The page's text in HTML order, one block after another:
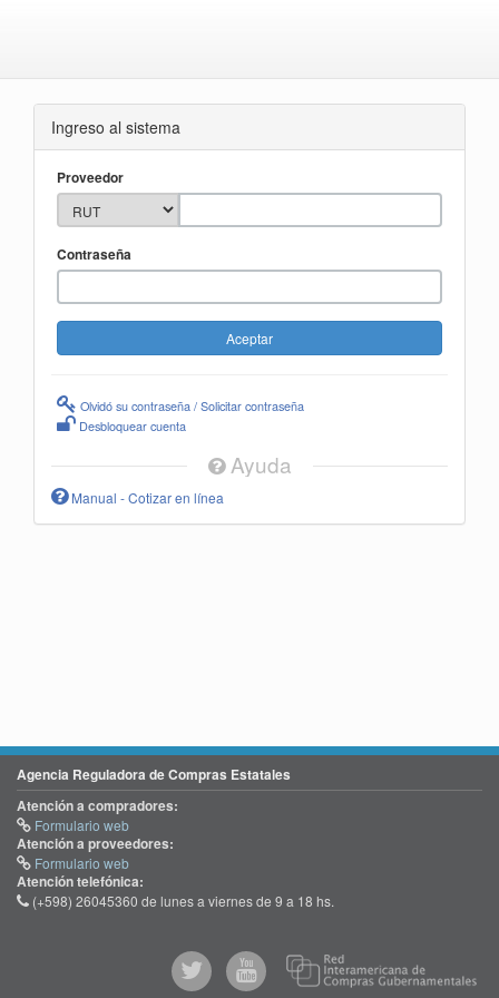
Ingreso al sistema
Proveedor
Contraseña
Olvidó su contraseña / Solicitar contraseña
Desbloquear cuenta
Ayuda
Manual - Cotizar en línea
Agencia Reguladora de Compras Estatales
Atención a compradores:
Formulario web
Atención a proveedores:
Formulario web
Atención telefónica:
(+598) 26045360 de lunes a viernes de 9 a 18 hs.
@comprasgubuy
ACCE